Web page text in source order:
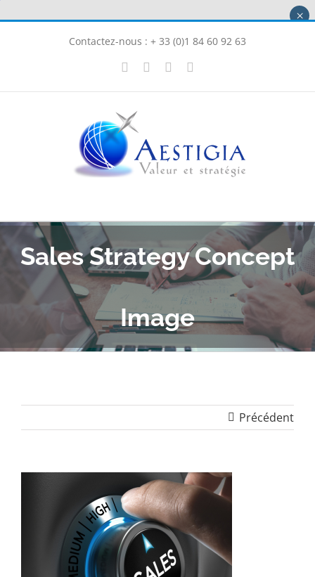
Contactez-nous : + 33 (0)1 84 60 92 63
LinkedInInstagram
Sales Strategy Concept
Image
Précédent
×